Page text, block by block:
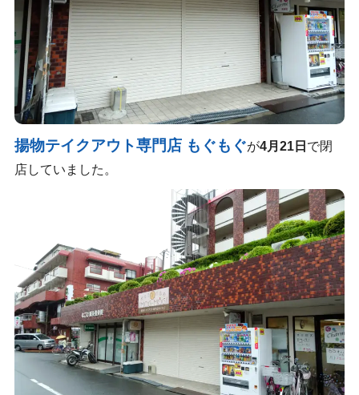
揚物テイクアウト専門店 もぐもぐが4月21日 で閉
店していました。